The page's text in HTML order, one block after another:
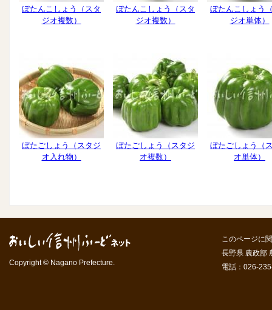
ぼたんこしょう（スタ
ジオ複数）
ぼたんこしょう（スタ
ジオ複数）
ぼたんこしょう
ジオ単体）
ぼたごしょう（スタジ
オ入れ物）
ぼたごしょう（スタジ
オ複数）
ぼたごしょう（
オ単体）
Copyright © Nagano Prefecture.
このページに
長野県 農政部
電話：026-